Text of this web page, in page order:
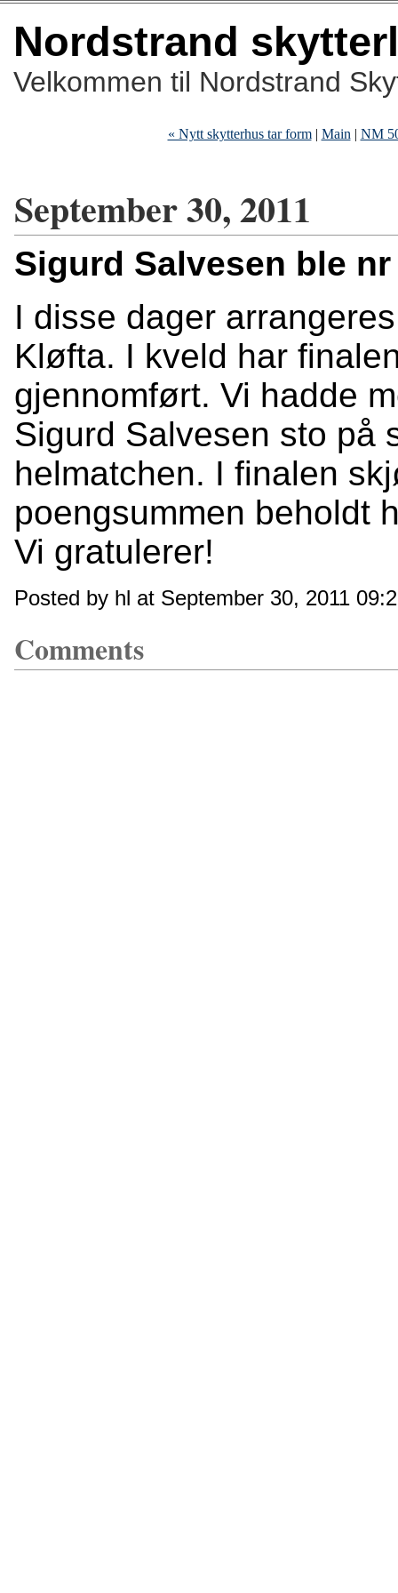
Nordstrand
Velkommen til Nordstrand
« Nytt skytterhus tar form| Main | NM
September 30, 2011
Sigurd Salvesen ble nr
I disse dager
Kløfta. I kveld har
gjennomført. Vi hadde
Sigurd Salvesen sto på
helmatchen. I finalen
poengsummen beholdt
Vi gratulerer!
Posted by hl at September 30, 2011
Comments